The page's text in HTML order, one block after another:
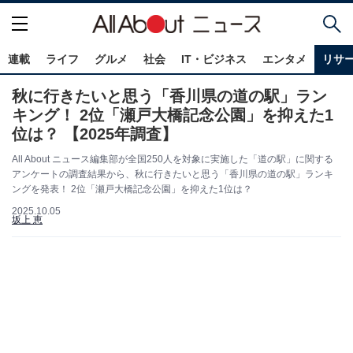
連載 ライフ グルメ 社会 IT・ビジネス エンタメ リサ
秋に行きたいと思う「香川県の道の駅」ラン
キング！ 2位「瀬戸大橋記念公園」を抑えた1
位は？ 【2025年調査】
All About ニュース編集部が全国250人を対象に実施した「道の駅」に関する
アンケートの調査結果から、秋に行きたいと思う「香川県の道の駅」ランキ
ングを発表！ 2位「瀬戸大橋記念公園」を抑えた1位は？
2025.10.05
坂上 恵